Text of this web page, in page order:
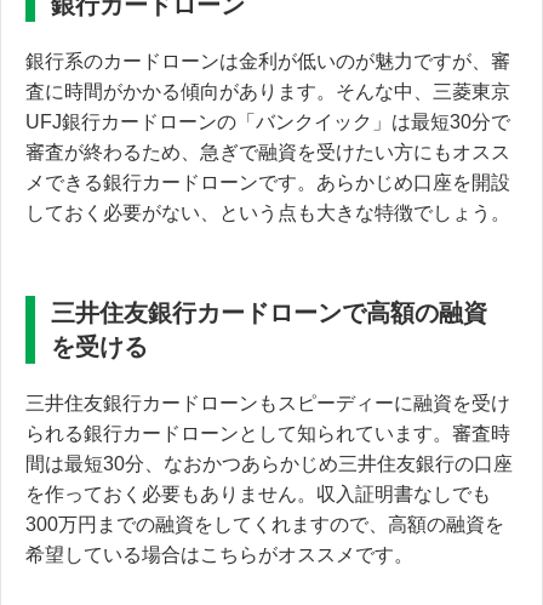
銀行系のカードローンは金利が低いのが魅力ですが、審
査に時間がかかる傾向があります。そんな中、三菱東京
UFJ銀行カードローンの「バンクイック」は最短30分で
審査が終わるため、急ぎで融資を受けたい方にもオスス
メできる銀行カードローンです。あらかじめ口座を開設
しておく必要がない、という点も大きな特徴でしょう。
三井住友銀行カードローンで高額の融資
を受ける
三井住友銀行カードローンもスピーディーに融資を受け
られる銀行カードローンとして知られています。審査時
間は最短30分、なおかつあらかじめ三井住友銀行の口座
を作っておく必要もありません。 収入証明書なしでも
300万円までの融資をしてくれますので、高額の融資を
希望している場合はこちらがオススメです。